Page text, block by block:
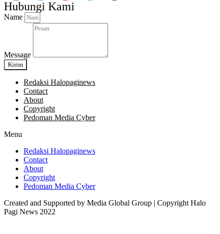
Hubungi Kami
Name
Message
Kirim
Redaksi Halopaginews
Contact
About
Copyright
Pedoman Media Cyber
Menu
Redaksi Halopaginews
Contact
About
Copyright
Pedoman Media Cyber
Created and Supported by Media Global Group | Copyright Halo
Pagi News 2022